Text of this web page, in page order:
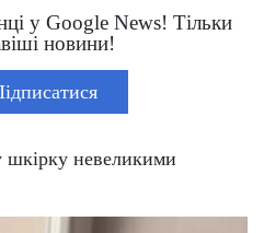
у Google News! Тільки
новини!
шкірку невеликими